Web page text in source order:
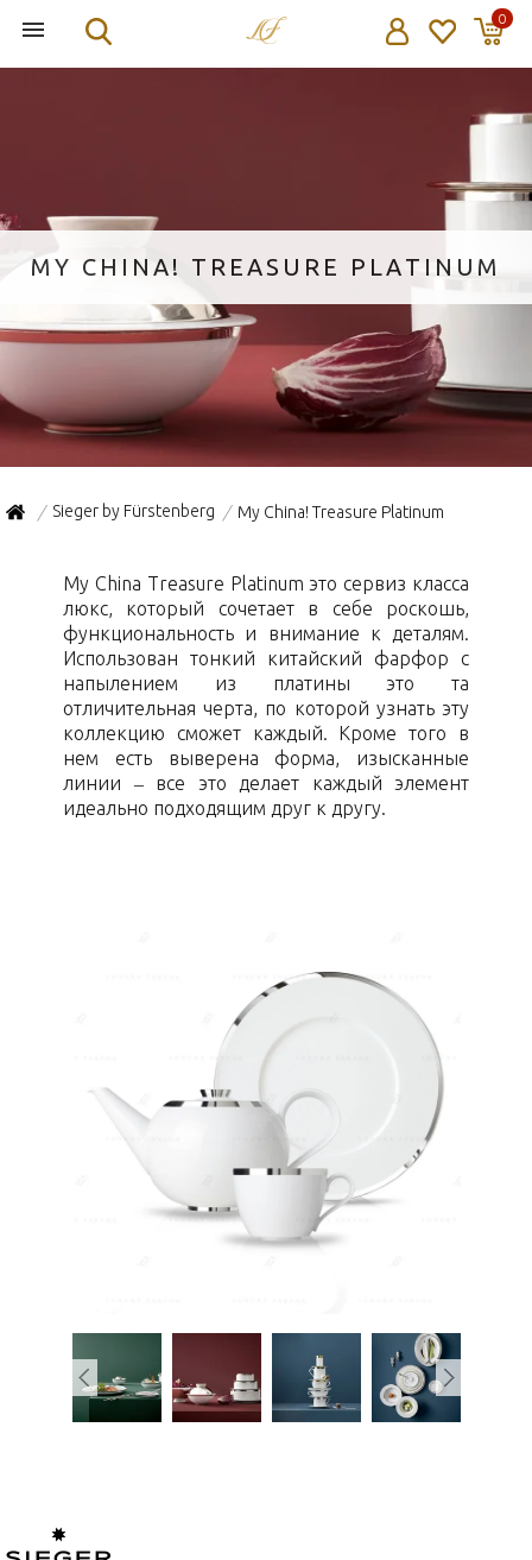
0
MY CHINA! TREASURE PLATINUM
/ Sieger by Fürstenberg / My China! Treasure Platinum
My China Treasure Platinum это сервиз класса
люкс, который сочетает в себе роскошь,
функциональность и внимание к деталям.
Использован тонкий китайский фарфор с
напылением из платины это та
отличительная черта, по которой узнать эту
коллекцию сможет каждый. Кроме того в
нем есть выверена форма, изысканные
линии – все это делает каждый элемент
идеально подходящим друг к другу.